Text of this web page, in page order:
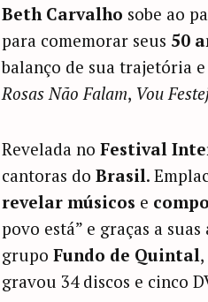
Beth Carvalho sobe ao
para comemorar seus 50
balanço de sua trajetória
Rosas Não Falam, Vou
Revelada no Festival
cantoras do Brasil.
revelar músicos e
povo está” e graças a
grupo Fundo de Quintal,
gravou 34 discos e cinco